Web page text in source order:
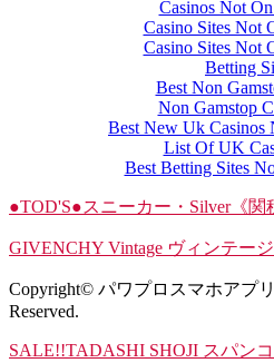
Casinos Not
Casino Sites Not
Casino Sites Not
Betting
Best Non
Non Gamstop
Best New Uk Casinos
List Of UK
Best Betting Sites
●TOD'S●スニーカー・Silver《関
GIVENCHY Vintage ヴィンテー
Copyright© パワプロスマホアプ
Reserved.
SALE!!TADASHI SHOJI スパン